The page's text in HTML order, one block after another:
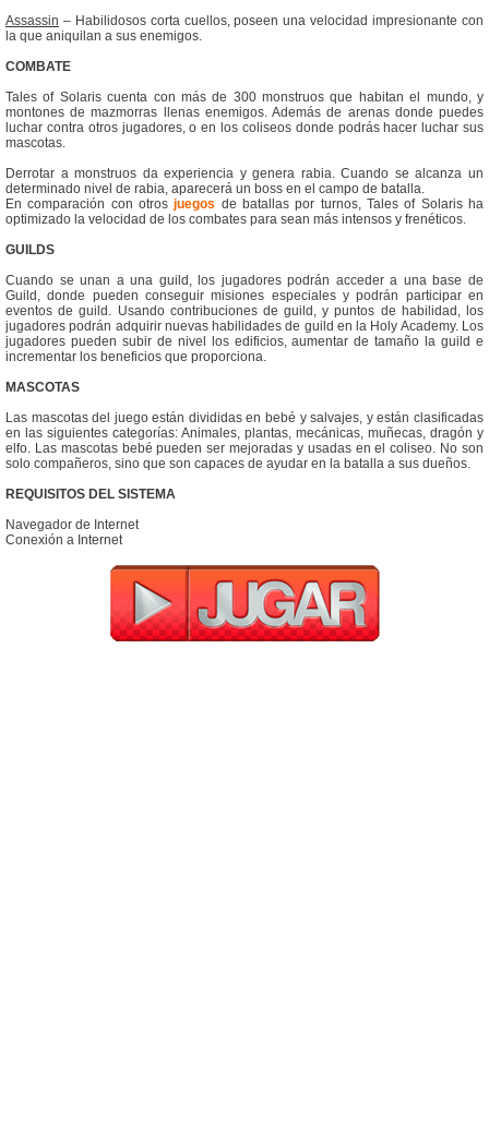
Assassin – Habilidosos corta cuellos, poseen una velocidad impresionante con
la que aniquilan a sus enemigos.
COMBATE
Tales of Solaris cuenta con más de 300 monstruos que habitan el mundo, y
montones de mazmorras llenas enemigos. Además de arenas donde puedes
luchar contra otros jugadores, o en los coliseos donde podrás hacer luchar sus
mascotas.
Derrotar a monstruos da experiencia y genera rabia. Cuando se alcanza un
determinado nivel de rabia, aparecerá un boss en el campo de batalla.
En comparación con otrosjuegos de batallas por turnos, Tales of Solaris ha
optimizado la velocidad de los combates para sean más intensos y frenéticos.
GUILDS
Cuando se unan a una guild, los jugadores podrán acceder a una base de
Guild, donde pueden conseguir misiones especiales y podrán participar en
eventos de guild. Usando contribuciones de guild, y puntos de habilidad, los
jugadores podrán adquirir nuevas habilidades de guild en la Holy Academy. Los
jugadores pueden subir de nivel los edificios, aumentar de tamaño la guild e
incrementar los beneficios que proporciona.
MASCOTAS
Las mascotas del juego están divididas en bebé y salvajes, y están clasificadas
en las siguientes categorías: Animales, plantas, mecánicas, muñecas, dragón y
elfo. Las mascotas bebé pueden ser mejoradas y usadas en el coliseo. No son
solo compañeros, sino que son capaces de ayudar en la batalla a sus dueños.
REQUISITOS DEL SISTEMA
Navegador de Internet
Conexión a Internet